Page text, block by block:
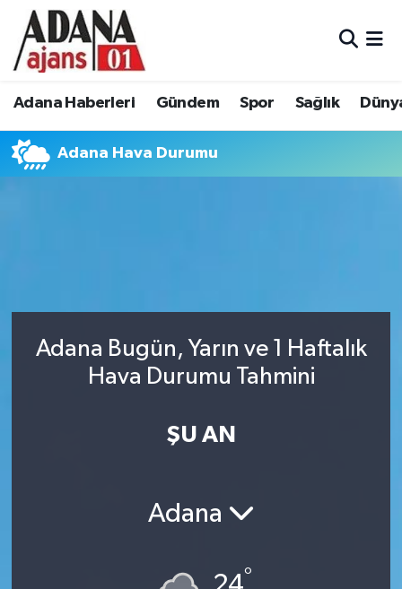
Adana Haberleri Gündem Spor Sağlık
Adana Hava Durumu
Adana Bugün, Yarın ve 1 Haftalık
Hava Durumu Tahmini
ŞU AN
Adana
°
Adana Haberleri
Spor
Siyaset
Ekonomi
Adana Nöbetçi Eczaneler
Adana Namaz Vakitleri
Son Dakika Haberleri
Haber Arşivi